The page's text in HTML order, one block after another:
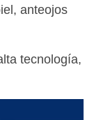
anteojos
tecnología,